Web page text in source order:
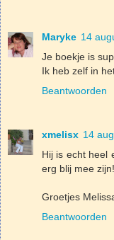
Maryke 14
Je boekje is
Ik heb zelf in
Beantwoorden
xmelisx 14
Hij is echt heel
erg blij mee zijn!
Groetjes
Beantwoorden